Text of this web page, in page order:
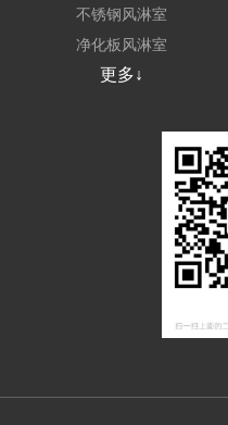
不锈钢风淋室
净化板风淋室
外冷板风淋室
其他无尘车间配套
更多↓